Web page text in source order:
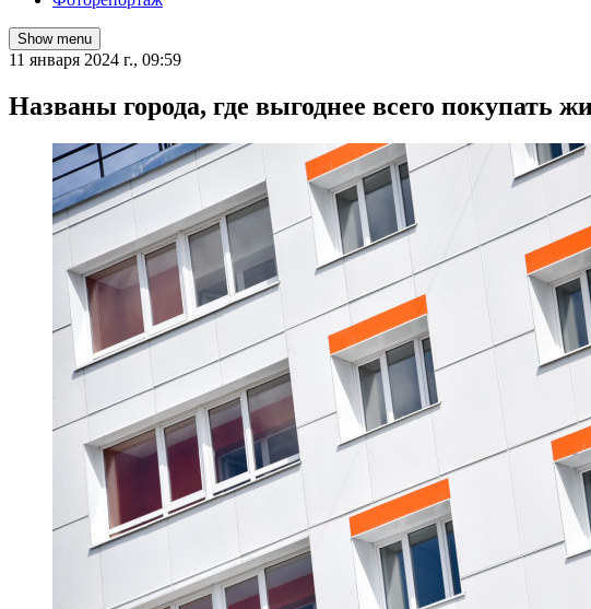
Show menu
11 января 2024 г., 09:59
Названы города, где выгоднее всего покупать